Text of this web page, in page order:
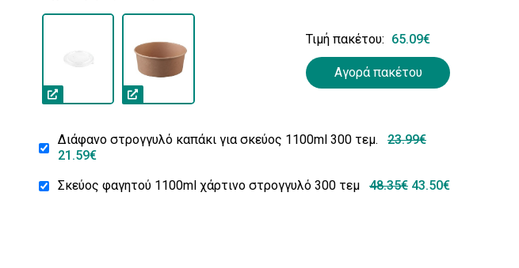
Διάφανο στρογγυλό καπάκι για σκεύος 1100ml 300 τεμ.
23.99€
21.59€
Σκεύος φαγητού 1100ml χάρτινο στρογγυλό 300 τεμ
48.35€ 43.50€
Τιμή πακέτου: 65.09€
Αγορά πακέτου